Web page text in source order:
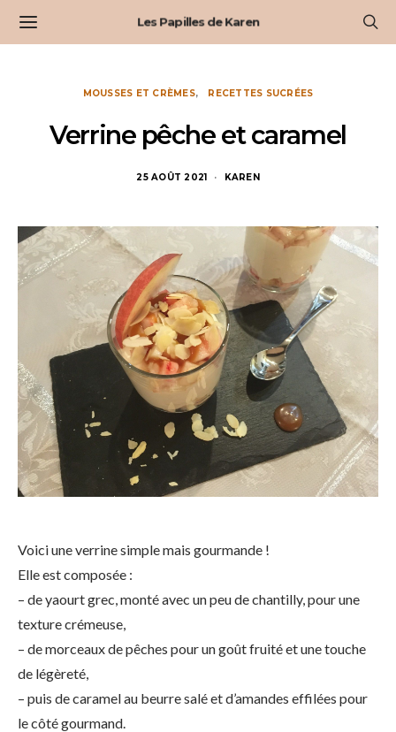
Les Papilles de Karen
MOUSSES ET CRÈMES RECETTES SUCRÉES
Verrine pêche et caramel
25 AOÛT 2021 KAREN
Voici une verrine simple mais gourmande !
Elle est composée :
– de yaourt grec, monté avec un peu de chantilly, pour une
texture crémeuse,
– de morceaux de pêches pour un goût fruité et une touche
de légèreté,
– puis de caramel au beurre salé et d’amandes effilées pour
le côté gourmand.